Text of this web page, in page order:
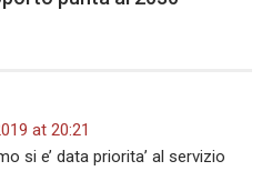
at 20:21
si e’ data priorita’ al servizio